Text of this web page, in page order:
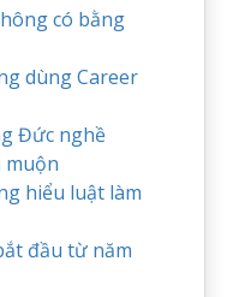
có bằng
dùng Career
Đức nghề
muộn
hiểu luật làm
đầu từ năm